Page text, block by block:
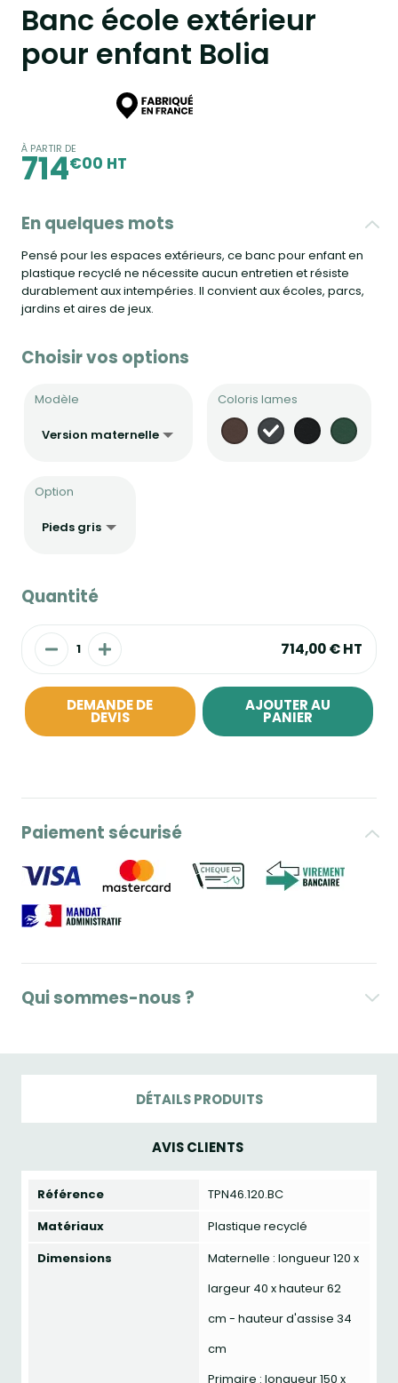
Banc école extérieur
pour enfant Bolia
À PARTIR DE
714€00 HT
En quelques mots
Pensé pour les espaces extérieurs, ce banc pour enfant en
plastique recyclé ne nécessite aucun entretien et résiste
durablement aux intempéries. Il convient aux écoles, parcs,
jardins et aires de jeux.
Choisir vos options
Modèle Coloris lames
Option
Quantité
714,00 €HT
DEMANDE DE
DEVIS
AJOUTER AU
PANIER
Paiement sécurisé
Qui sommes-nous ?
DÉTAILS PRODUITS
AVIS CLIENTS
Référence
TPN46.120.BC
Matériaux
Plastique recyclé
Dimensions
Maternelle : longueur 120 x
largeur 40 x hauteur 62
cm - hauteur d'assise 34
cm
Primaire : longueur 150 x